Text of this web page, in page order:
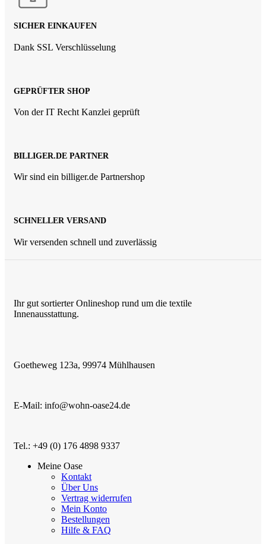
SICHER EINKAUFEN
Dank SSL Verschlüsselung
GEPRÜFTER SHOP
Von der IT Recht Kanzlei geprüft
BILLIGER.DE PARTNER
Wir sind ein billiger.de Partnershop
SCHNELLER VERSAND
Wir versenden schnell und zuverlässig
Ihr gut sortierter Onlineshop rund um die textile
Innenausstattung.
Goetheweg 123a, 99974 Mühlhausen
E-Mail: info@wohn-oase24.de
Tel.: +49 (0) 176 4898 9337
Meine Oase
Kontakt
Über Uns
Vertrag widerrufen
Mein Konto
Bestellungen
Hilfe & FAQ